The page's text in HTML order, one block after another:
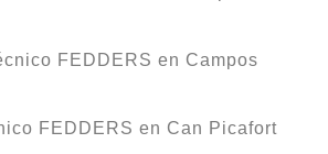
FEDDERS en Campos
FEDDERS en Can Picafort